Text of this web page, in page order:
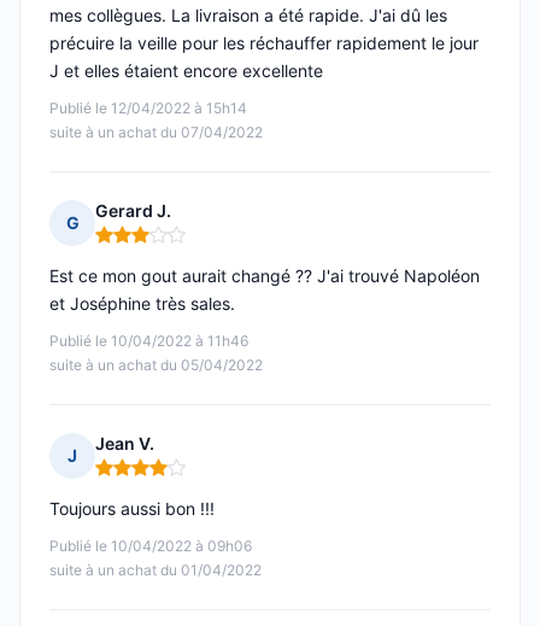
Publié le 12/04/2022 à 15h14
suite à un achat du 07/04/2022
mes collègues. La livraison a été rapide. J'ai dû les
précuire la veille pour les réchauffer rapidement le jour
J et elles étaient encore excellente
G
Gerard J.
Note : 3 sur 5
Publié le 10/04/2022 à 11h46
suite à un achat du 05/04/2022
Est ce mon gout aurait changé ?? J'ai trouvé Napoléon
et Joséphine très sales.
J
Jean V.
Note : 4 sur 5
Publié le 10/04/2022 à 09h06
suite à un achat du 01/04/2022
Toujours aussi bon !!!